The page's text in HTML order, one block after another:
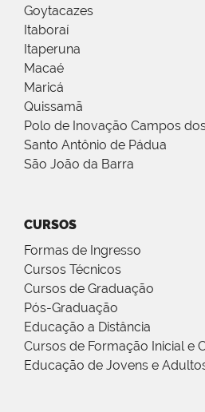
Goytacazes
Itaboraí
Itaperuna
Macaé
Maricá
Quissamã
Polo de Inovação Campos
Santo Antônio de Pádua
São João da Barra
CURSOS
Formas de Ingresso
Cursos Técnicos
Cursos de Graduação
Pós-Graduação
Educação a Distância
Cursos de Formação Inicial e
Educação de Jovens e